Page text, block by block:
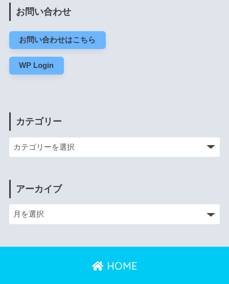
お問い合わせ
お問い合わせはこちら
WP Login
カテゴリー
アーカイブ
HOME